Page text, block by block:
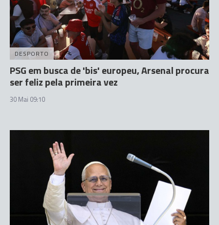
DESPORTO
PSG em busca de 'bis' europeu, Arsenal procura
ser feliz pela primeira vez
30 Mai 09:10